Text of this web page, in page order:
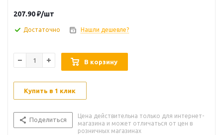
207.90₽/шт
Достаточно Нашли дешевле?
В корзину
Купить в 1 клик
Поделиться
Цена действительна только для интернет-
магазина и может отличаться от цен в
розничных магазинах